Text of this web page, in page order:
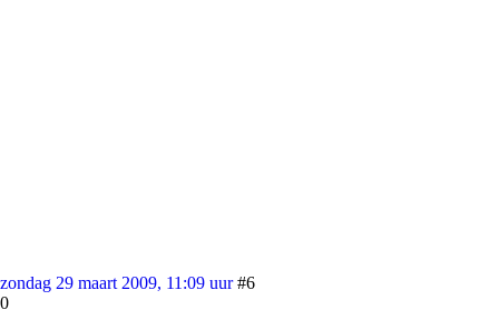
zondag 29 maart 2009, 11:09 uur #6
0